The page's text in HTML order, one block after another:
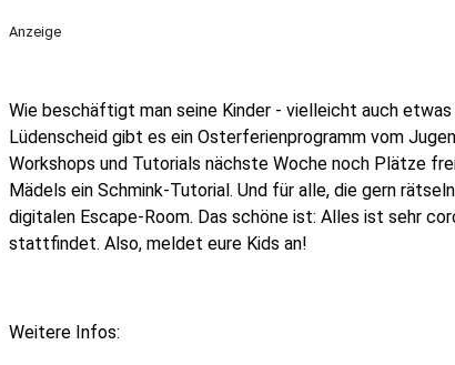
Anzeige
Wie beschäftigt man seine Kinder - vielleicht auch
Lüdenscheid gibt es ein Osterferienprogramm vom
Workshops und Tutorials nächste Woche noch Plätze
Mädels ein Schmink-Tutorial. Und für alle, die gern
digitalen Escape-Room. Das schöne ist: Alles ist sehr
stattfindet. Also, meldet eure Kids an!
Weitere Infos: